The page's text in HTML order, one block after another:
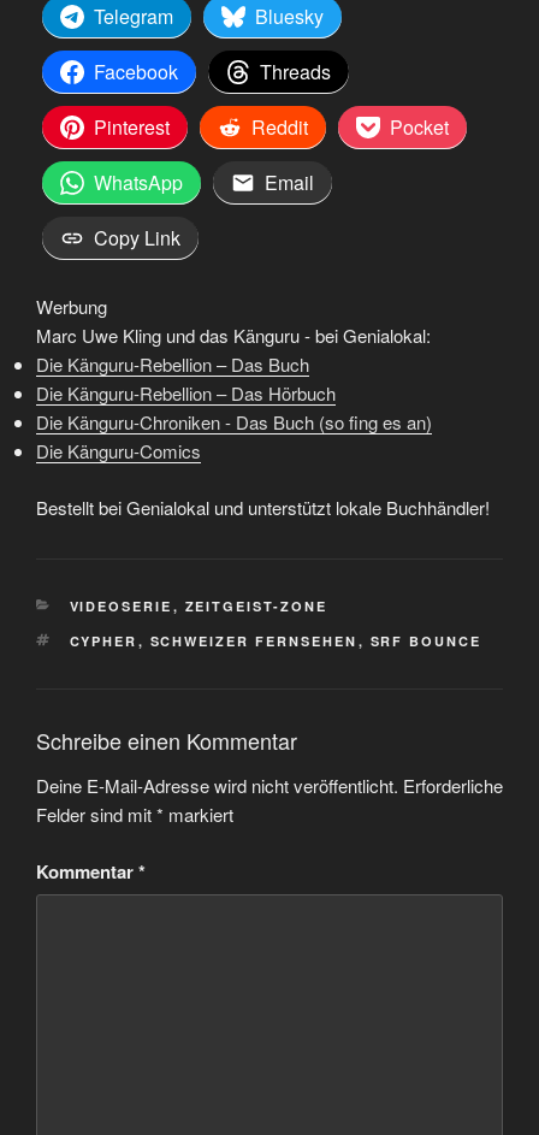
Telegram
Bluesky
Facebook
Threads
Pinterest
Reddit
Pocket
WhatsApp
Email
Copy Link
Werbung
Marc Uwe Kling und das Känguru - bei Genialokal:
Die Känguru-Rebellion – Das Buch
Die Känguru-Rebellion – Das Hörbuch
Die Känguru-Chroniken - Das Buch (so fing es an)
Die Känguru-Comics
Bestellt bei Genialokal und unterstützt lokale Buchhändler!
KATEGORIEN
VIDEOSERIE , ZEITGEIST-ZONE
SCHLAGWÖRTER
CYPHER , SCHWEIZER FERNSEHEN , SRF BOUNCE
Schreibe einen Kommentar
Deine E-Mail-Adresse wird nicht veröffentlicht. Erforderliche
Felder sind mit* markiert
Kommentar*